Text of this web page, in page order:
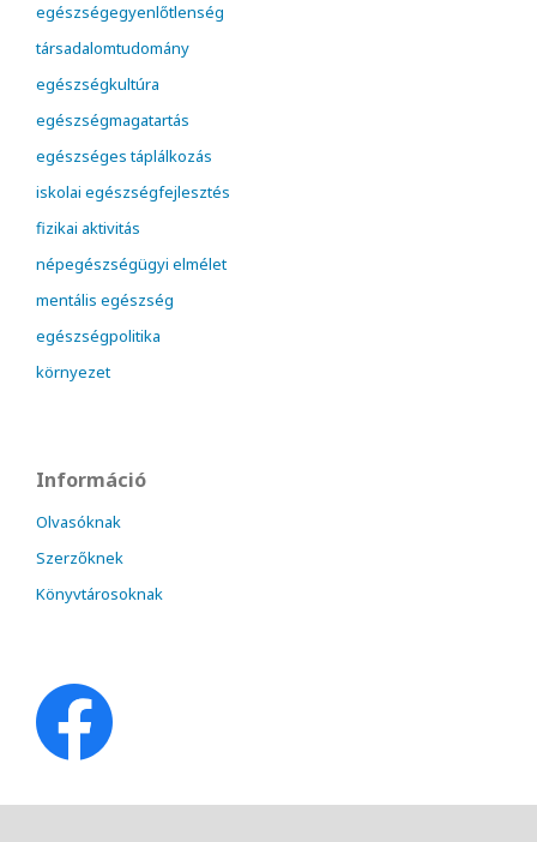
egészségegyenlőtlenség
társadalomtudomány
egészségkultúra
egészségmagatartás
egészséges táplálkozás
iskolai egészségfejlesztés
fizikai aktivitás
népegészségügyi elmélet
mentális egészség
egészségpolitika
környezet
Információ
Olvasóknak
Szerzőknek
Könyvtárosoknak